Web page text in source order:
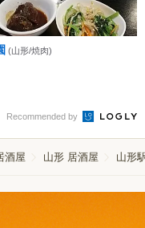
(山形/焼肉)
Recommended by
酒屋 山形 居酒屋 山形